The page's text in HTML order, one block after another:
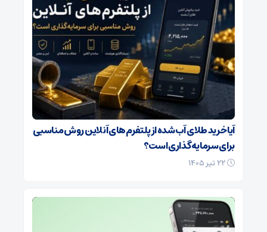
آیا خرید طلای آب‌شده از پلتفرم‌های آنلاین روش مناسبی
برای سرمایه‌گذاری است؟